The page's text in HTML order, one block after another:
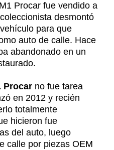
Procar fue vendido a
desmontó
para que
auto de calle. Hace
abandonado en un
Procar no fue tarea
en 2012 y recién
totalmente
hicieron fue
del auto, luego
calle por piezas OEM